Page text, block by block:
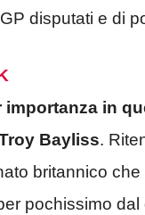
disputati e di
importanza in
Bayliss.
britannico
pochissimo dal